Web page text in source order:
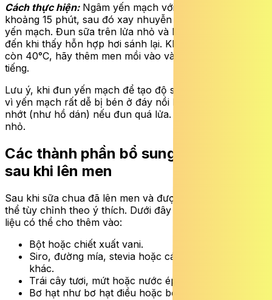
Cách thực hiện:Ngâm yến mạch với nước nóng trong
khoảng 15 phút, sau đó xay nhuyễn và lọc lấy phần sữa
yến mạch. Đun sữa trên lửa nhỏ và khuấy đều tay cho
đến khi thấy hỗn hợp hơi sánh lại. Khi sữa nguội xuống
còn 40°C, hãy thêm men mồi vào và đem ủ trong tám
tiếng.
Lưu ý, khi đun yến mạch để tạo độ sánh, cần cẩn thận
vì yến mạch rất dễ bị bén ở đáy nồi hoặc trở nên quá
nhớt (như hồ dán) nếu đun quá lửa. Nên đun lửa thật
nhỏ.
Các thành phần bổ sung tùy chọn
sau khi lên men
Sau khi sữa chua đã lên men và được làm lạnh, bạn có
thể tùy chỉnh theo ý thích. Dưới đây là một vài nguyên
liệu có thể cho thêm vào:
Bột hoặc chiết xuất vani.
Siro, đường mía, stevia hoặc các chất tạo ngọt
khác.
Trái cây tươi, mứt hoặc nước ép trái cây.
Bơ hạt như bơ hạt điều hoặc bơ hạt mắc ca.